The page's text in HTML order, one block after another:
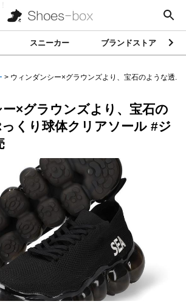
スニーカー ブランドストア
> ウィンダンシー×グラウンズより、宝石のような透...
×グラウンズより、宝石の
くり球体クリアソール #ジ